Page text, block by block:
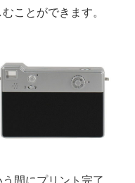
ことができます。
間にプリント完了。